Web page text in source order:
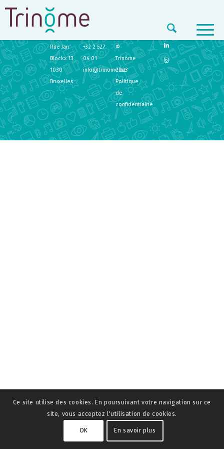
TRINÔME
Rue Jan
Blockx 13
1030
Bruxelles
+32 2 527
04 01
info@trinome.be
©
Trinôme
2023
Politique
de
confidentialité
Ce site utilise des cookies. En poursuivant votre navigation sur ce
site, vous acceptez l'utilisation de cookies.
OK En savoir plus